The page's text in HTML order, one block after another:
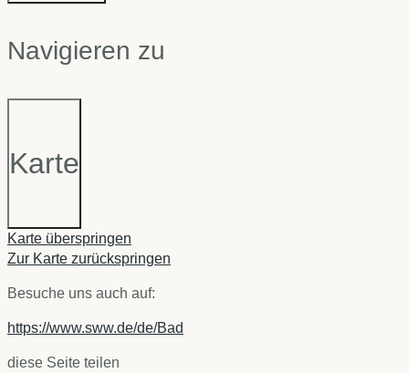
Navigieren zu
Karte
Karte überspringen
Zur Karte zurückspringen
Besuche uns auch auf:
https://www.sww.de/de/Bad
diese Seite teilen